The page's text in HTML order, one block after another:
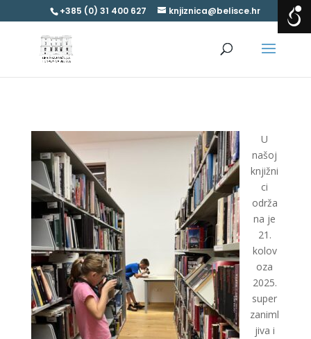
+385 (0) 31 400 627 knjiznica@belisce.hr
U
našoj
knjižni
ci
održa
na je
21.
kolov
oza
2025.
super
zaniml
jiva i